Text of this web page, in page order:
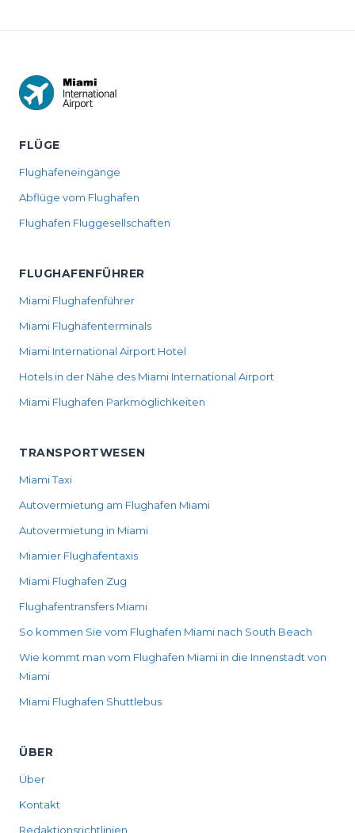
FLÜGE
Flughafeneingänge
Abflüge vom Flughafen
Flughafen Fluggesellschaften
FLUGHAFENFÜHRER
Miami Flughafenführer
Miami Flughafenterminals
Miami International Airport Hotel
Hotels in der Nähe des Miami International Airport
Miami Flughafen Parkmöglichkeiten
TRANSPORTWESEN
Miami Taxi
Autovermietung am Flughafen Miami
Autovermietung in Miami
Miamier Flughafentaxis
Miami Flughafen Zug
Flughafentransfers Miami
So kommen Sie vom Flughafen Miami nach South Beach
Wie kommt man vom Flughafen Miami in die Innenstadt von
Miami
Miami Flughafen Shuttlebus
ÜBER
Über
Kontakt
Redaktionsrichtlinien